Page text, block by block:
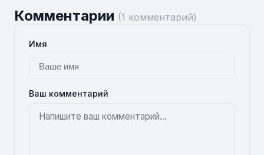
Комментарии (1 комментарий)
Имя
Ваш комментарий